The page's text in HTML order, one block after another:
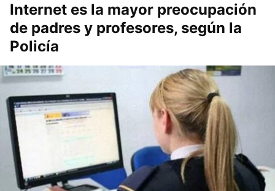
Internet es la mayor preocupación
de padres y profesores, según la
Policía